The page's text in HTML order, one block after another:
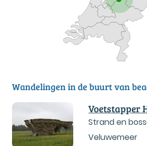
Wandelingen in de buurt van
Voetstapper
Strand en
Veluwemeer